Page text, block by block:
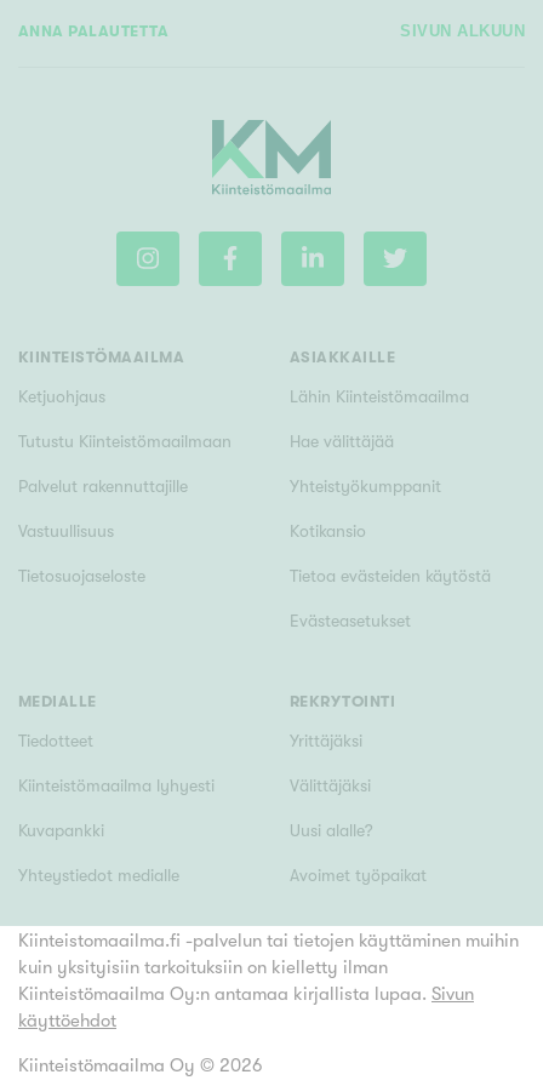
ANNA PALAUTETTA SIVUN ALKUUN
KIINTEISTÖMAAILMA
Ketjuohjaus
Tutustu Kiinteistömaailmaan
Palvelut rakennuttajille
Vastuullisuus
Tietosuojaseloste
ASIAKKAILLE
Lähin Kiinteistömaailma
Hae välittäjää
Yhteistyökumppanit
Kotikansio
Tietoa evästeiden käytöstä
Evästeasetukset
MEDIALLE
Tiedotteet
Kiinteistömaailma lyhyesti
Kuvapankki
Yhteystiedot medialle
REKRYTOINTI
Yrittäjäksi
Välittäjäksi
Uusi alalle?
Avoimet työpaikat
Kiinteistomaailma.fi -palvelun tai tietojen käyttäminen muihin
kuin yksityisiin tarkoituksiin on kielletty ilman
Kiinteistömaailma Oy:n antamaa kirjallista lupaa. Sivun
käyttöehdot
Kiinteistömaailma Oy © 2026